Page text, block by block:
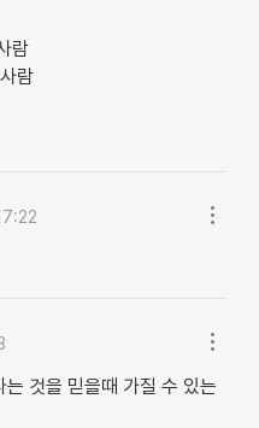
람
람
것을 믿을때 가질 수 있는